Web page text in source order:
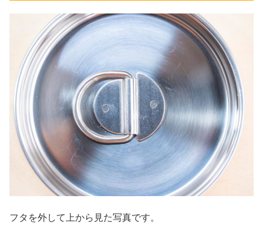
フタを外して上から見た写真です。